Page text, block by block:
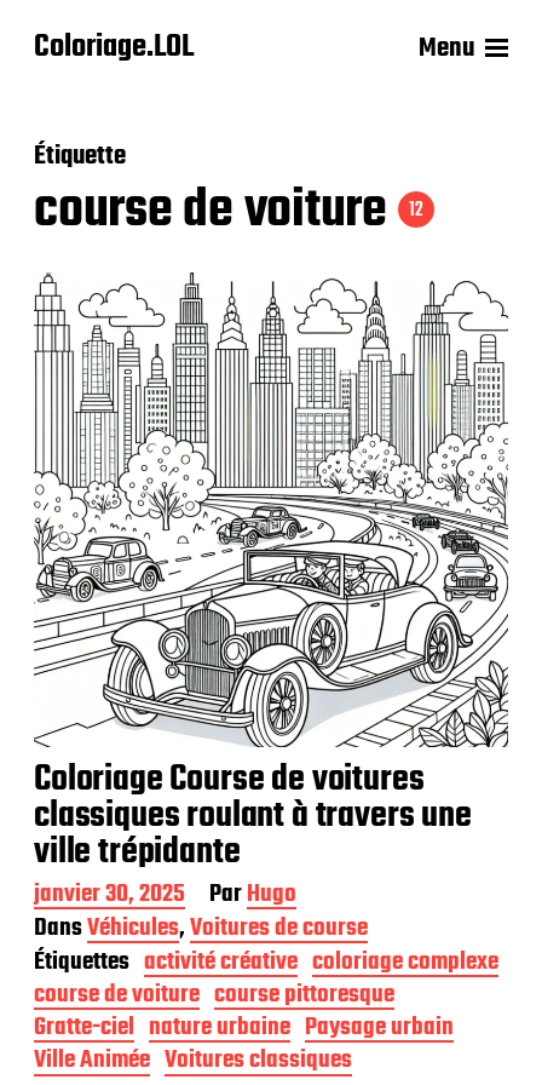
Coloriage.LOL Menu
Étiquette
course de voiture 12
Coloriage Course de voitures
classiques roulant à travers une
ville trépidante
D
a
t
e
d
e
p
u
janvier 30, 2025 ParHugo
DansVéhicules,Voitures de course
Étiquettes activité créative coloriage complexe
course de voiture course pittoresque
Gratte-ciel nature urbaine Paysage urbain
Ville Animée Voitures classiques